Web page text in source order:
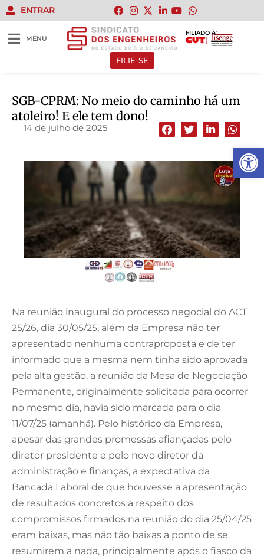
Abrir
ENTRAR
MENU
FILIADO À:
FILIE-SE
SGB-CPRM: No meio do caminho há um
atoleiro! E ele tem dono!
14 de julho de 2025
Na reunião inaugural do processo negocial do ACT
25/26, dia 30/05/25, além da Empresa não ter
apresentado nenhuma contraproposta e de ter
informado que a mesma nem tinha sido aprovada
pela alta gestão, a reunião da Mesa de Negociação
Permanente, originalmente solicitada para ocorrer
no mesmo dia, havia sido marcada para o dia
11/07/25 (amanhã). Pelo histórico da Empresa,
apesar das grandes promessas afiançadas pelo
diretor presidente e pelo novo diretor da
administração e finanças, a expectativa da
Bancada Laboral de que houvesse a apresentação
de resultados concretos a respeito dos
compromissos firmados na reunião do dia 25/04/25
eram baixas, mas não tão baixas a ponto de se
resumirem a nada, principalmente após o fiasco da